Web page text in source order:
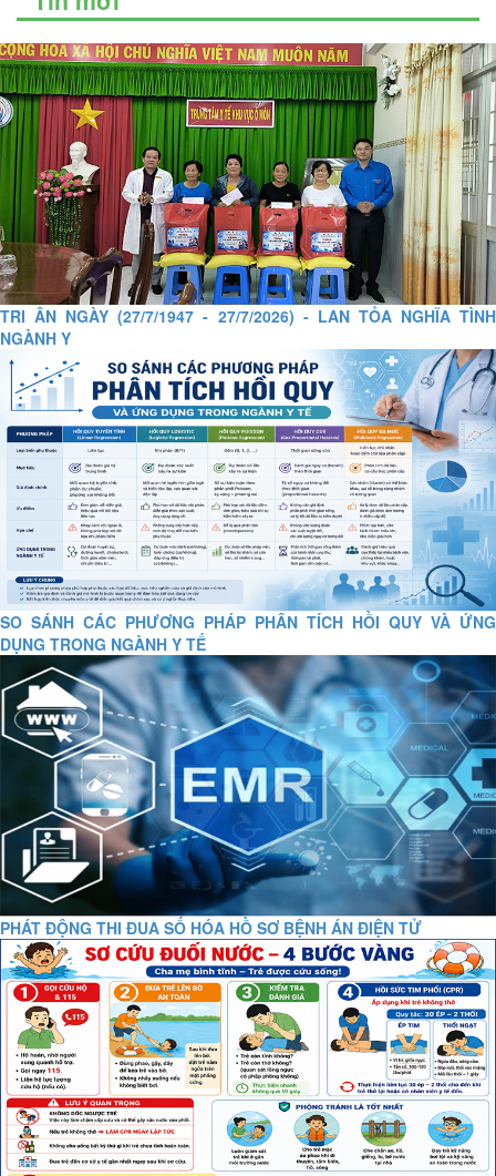
TRI ÂN NGÀY (27/7/1947 - 27/7/2026) - LAN TỎA NGHĨA TÌNH
NGÀNH Y
SO SÁNH CÁC PHƯƠNG PHÁP PHÂN TÍCH HỒI QUY VÀ ỨNG
DỤNG TRONG NGÀNH Y TẾ
PHÁT ĐỘNG THI ĐUA SỐ HÓA HỒ SƠ BỆNH ÁN ĐIỆN TỬ